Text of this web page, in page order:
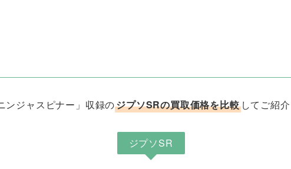
ンジャスピナー」収録のジプソSRの買取価格を比較してご紹介
ジプソSR